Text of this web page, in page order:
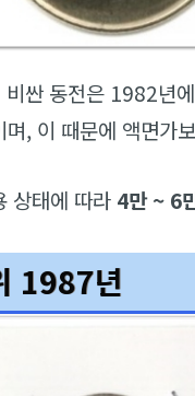
싼 동전은 1982년
며, 이 때문에 액면가
상태에 따라 4만 ~ 6
1987년